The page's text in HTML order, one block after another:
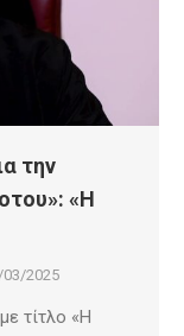
την
«Η
03/2025
τίτλο «Η